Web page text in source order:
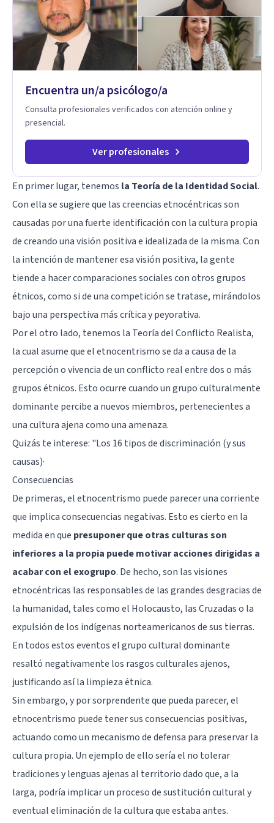
disfunción eréctil, la eyaculación precoz y la falta de deseo
tanto en mujeres como en hombres. La sexualidad es de
enorme importancia tanto para el bienestar físico y mental
como a nivel personal para una buena autoestima y una
relación saludable de pareja.
Encuentra un/a psicólogo/a
Consulta profesionales verificados con atención online y
presencial.
Ver profesionales
En primer lugar, tenemos la Teoría de la Identidad Social.
Con ella se sugiere que las creencias etnocéntricas son
causadas por una fuerte identificación con la cultura propia
de creando una visión positiva e idealizada de la misma. Con
la intención de mantener esa visión positiva, la gente
tiende a hacer comparaciones sociales con otros grupos
étnicos, como si de una competición se tratase, mirándolos
bajo una perspectiva más crítica y peyorativa.
Por el otro lado, tenemos la Teoría del Conflicto Realista,
la cual asume que el etnocentrismo se da a causa de la
percepción o vivencia de un conflicto real entre dos o más
grupos étnicos. Esto ocurre cuando un grupo culturalmente
dominante percibe a nuevos miembros, pertenecientes a
una cultura ajena como una amenaza.
Quizás te interese: "Los 16 tipos de discriminación (y sus
causas)·
Consecuencias
De primeras, el etnocentrismo puede parecer una corriente
que implica consecuencias negativas. Esto es cierto en la
medida en que presuponer que otras culturas son
inferiores a la propia puede motivar acciones dirigidas a
acabar con el exogrupo. De hecho, son las visiones
etnocéntricas las responsables de las grandes desgracias de
la humanidad, tales como el Holocausto, las Cruzadas o la
expulsión de los indígenas norteamericanos de sus tierras.
En todos estos eventos el grupo cultural dominante
resaltó negativamente los rasgos culturales ajenos,
justificando así la limpieza étnica.
Sin embargo, y por sorprendente que pueda parecer, el
etnocentrismo puede tener sus consecuencias positivas,
actuando como un mecanismo de defensa para preservar la
cultura propia. Un ejemplo de ello sería el no tolerar
tradiciones y lenguas ajenas al territorio dado que, a la
larga, podría implicar un proceso de sustitución cultural y
eventual eliminación de la cultura que estaba antes.